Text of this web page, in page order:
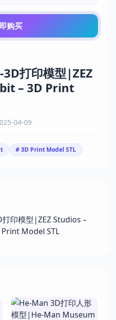
3D打印模型|ZEZ
– 3D Print
04-09
# 3D Print Model STL
购买